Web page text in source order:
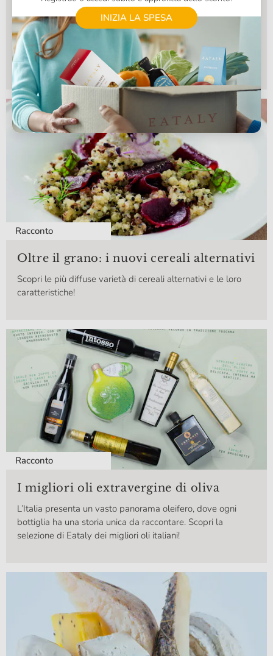
La vita del pescatore
Che cosa significa fare il pescator? Ce lo racconta Nando
Fiorentini, Responsabile delle Pescherie di Eataly, pescatore
per più di 20 anni.
Racconto
Oltre il grano: i nuovi cereali alternativi
Scopri le più diffuse varietà di cereali alternativi e le loro
caratteristiche!
Racconto
I migliori oli extravergine di oliva
L’Italia presenta un vasto panorama oleifero, dove ogni
bottiglia ha una storia unica da raccontare. Scopri la
selezione di Eataly dei migliori oli italiani!
INIZIA LA SPESA